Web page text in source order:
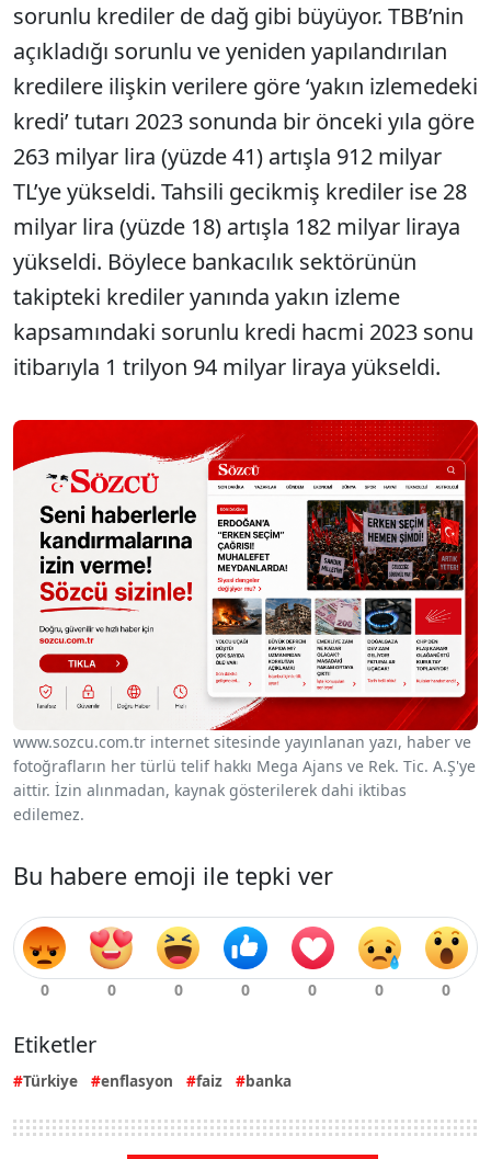
sorunlu krediler de dağ gibi büyüyor. TBB’nin
açıkladığı sorunlu ve yeniden yapılandırılan
kredilere ilişkin verilere göre ‘yakın izlemedeki
kredi’ tutarı 2023 sonunda bir önceki yıla göre
263 milyar lira (yüzde 41) artışla 912 milyar
TL’ye yükseldi. Tahsili gecikmiş krediler ise 28
milyar lira (yüzde 18) artışla 182 milyar liraya
yükseldi. Böylece bankacılık sektörünün
takipteki krediler yanında yakın izleme
kapsamındaki sorunlu kredi hacmi 2023 sonu
itibarıyla 1 trilyon 94 milyar liraya yükseldi.
www.sozcu.com.tr internet sitesinde yayınlanan yazı, haber ve
fotoğrafların her türlü telif hakkı Mega Ajans ve Rek. Tic. A.Ş'ye
aittir. İzin alınmadan, kaynak gösterilerek dahi iktibas
edilemez.
Bu habere emoji ile tepki ver
Etiketler
Türkiye enflasyon faiz banka